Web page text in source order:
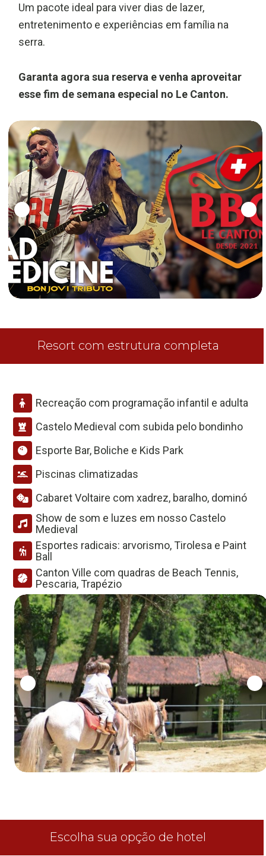
Um pacote ideal para viver dias de lazer,
entretenimento e experiências em família na
serra.
Garanta agora sua reserva e venha aproveitar
esse fim de semana especial no Le Canton.
Resort com estrutura completa
Recreação com programação infantil e adulta
Castelo Medieval com subida pelo bondinho
Esporte Bar, Boliche e Kids Park
Piscinas climatizadas
Cabaret Voltaire com xadrez, baralho, dominó
Show de som e luzes em nosso Castelo
Medieval
Esportes radicais: arvorismo, Tirolesa e Paint
Ball
Canton Ville com quadras de Beach Tennis,
Pescaria, Trapézio
Escolha sua opção de hotel